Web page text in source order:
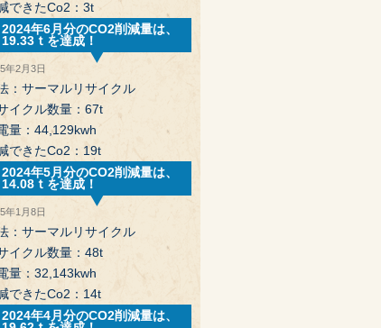
できたCo2：3t
2024年6月分のCO2削減量は、
19.33ｔを達成！
年2月3日
：サーマルリサイクル
イクル数量：67t
量：44,129kwh
できたCo2：19t
2024年5月分のCO2削減量は、
14.08ｔを達成！
年1月8日
：サーマルリサイクル
イクル数量：48t
量：32,143kwh
できたCo2：14t
2024年4月分のCO2削減量は、